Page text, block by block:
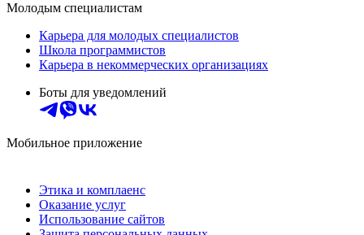
Молодым специалистам
Карьера для молодых специалистов
Школа программистов
Карьера в некоммерческих организациях
Боты для уведомлений
Мобильное приложение
Этика и комплаенс
Оказание услуг
Использование сайтов